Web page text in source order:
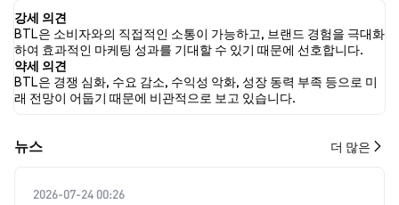
로, BTL에 대한 뉴스 기사 0건이 게시되었습니다. 트위터에서는
36.36%의 트윗이 강세 감정을, 9.09%의 트윗이 약세 감정을 보였습
니다. 54.55%의 트윗은 BTL에 대해 중립적인 감정을 나타냈습니다.
이 감정 분석은 11개의 트윗을 기반으로 합니다.
강세 의견
BTL은 소비자와의 직접적인 소통이 가능하고, 브랜드 경험을 극대화
하여 효과적인 마케팅 성과를 기대할 수 있기 때문에 선호합니다.
약세 의견
BTL은 경쟁 심화, 수요 감소, 수익성 악화, 성장 동력 부족 등으로 미
래 전망이 어둡기 때문에 비관적으로 보고 있습니다.
뉴스 더 많은
2026-07-24 00:26